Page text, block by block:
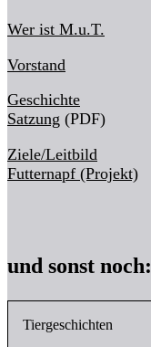
Wer ist M.u.T.
Vorstand
Geschichte
Satzung (PDF)
Ziele/Leitbild
Futternapf (Projekt)
und sonst noch:
Tiergeschichten